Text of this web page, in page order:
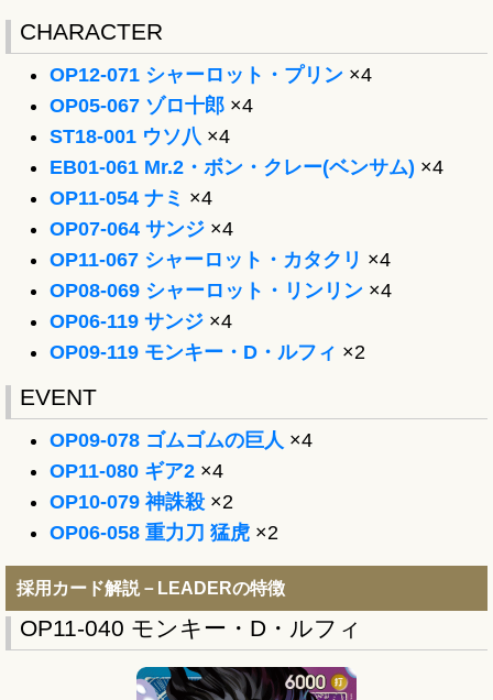
CHARACTER
OP12-071 シャーロット・プリン ×4
OP05-067 ゾロ十郎 ×4
ST18-001 ウソ八 ×4
EB01-061 Mr.2・ボン・クレー(ベンサム) ×4
OP11-054 ナミ ×4
OP07-064 サンジ ×4
OP11-067 シャーロット・カタクリ ×4
OP08-069 シャーロット・リンリン ×4
OP06-119 サンジ ×4
OP09-119 モンキー・D・ルフィ ×2
EVENT
OP09-078 ゴムゴムの巨人 ×4
OP11-080 ギア2 ×4
OP10-079 神誅殺 ×2
OP06-058 重力刀 猛虎 ×2
採用カード解説－LEADERの特徴
OP11-040 モンキー・D・ルフィ